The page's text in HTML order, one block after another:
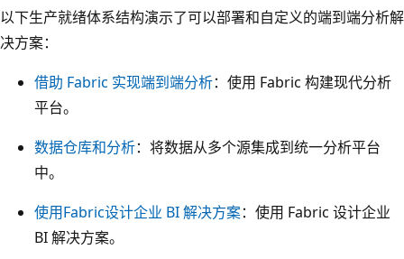
技
术
以下生产就绪体系结构演示了可以部署和自定义的端到端分析解
决方案：
借助 Fabric 实现端到端分析：使用 Fabric 构建现代分析
平台。
数据仓库和分析：将数据从多个源集成到统一分析平台
中。
使用Fabric设计企业 BI 解决方案：使用 Fabric 设计企业
BI 解决方案。